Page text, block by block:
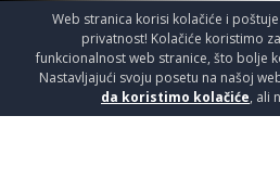
Web stranica korisi kolačiće i poštuje
privatnost! Kolačiće koristimo za
funkcionalnost web stranice, što bolje
Nastavljajući svoju posetu na našoj
da koristimo kolačiće, ali